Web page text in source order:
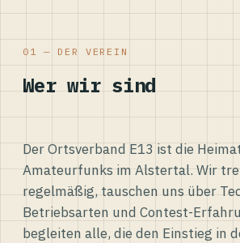
01 — DER VEREIN
Wer wir sind
Der Ortsverband E13 ist die
Amateurfunks im Alstertal. Wir
regelmäßig, tauschen uns über
Betriebsarten und Contest-
begleiten alle, die den Einstieg in